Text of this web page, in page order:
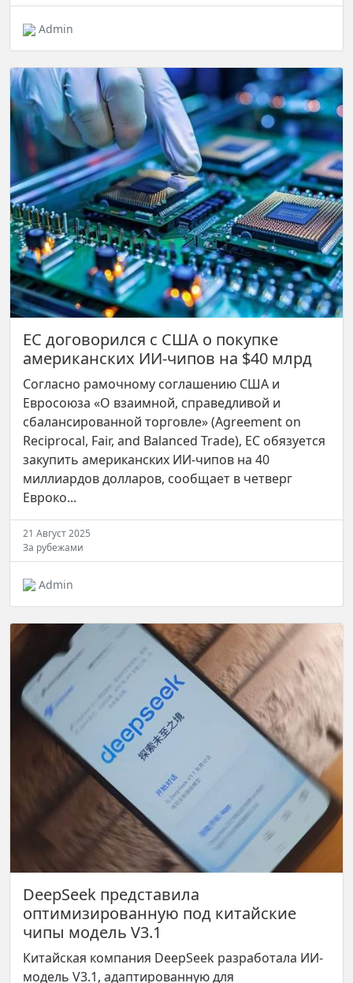
Admin
ЕС договорился с США о покупке
американских ИИ-чипов на $40 млрд
Согласно рамочному соглашению США и
Евросоюза «О взаимной, справедливой и
сбалансированной торговле» (Agreement on
Reciprocal, Fair, and Balanced Trade), ЕС обязуется
закупить американских ИИ-чипов на 40
миллиардов долларов, сообщает в четверг
Евроко...
21 Август 2025
За рубежами
Admin
DeepSeek представила
оптимизированную под китайские
чипы модель V3.1
Китайская компания DeepSeek разработала ИИ-
модель V3.1, адаптированную для